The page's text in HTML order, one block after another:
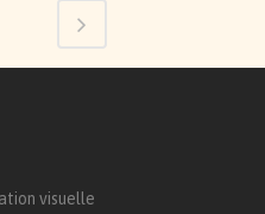
visuelle